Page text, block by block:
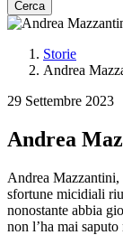
Image
Briciole
di
Storie
Andrea
29 Settembre 2023
Andrea
Andrea Mazzantini,
sfortune micidiali
nonostante abbia
non l’ha mai saputo